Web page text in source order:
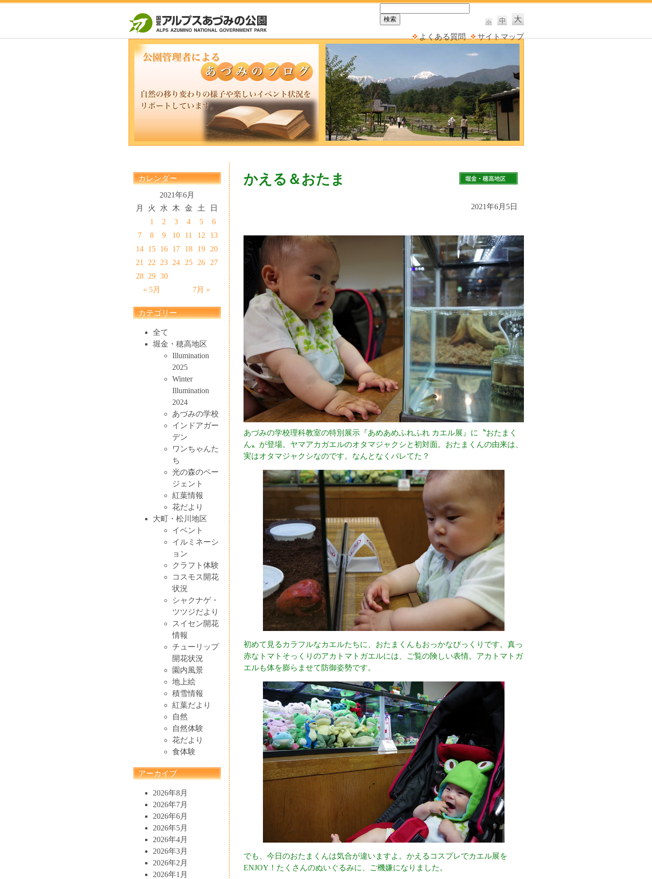
よくある質問 サイトマップ
カレンダー
2021年6月
月
火 水 木 金 土 日
« 5月 7月 »
1 2 3 4 5
6
7
8 9 10 11 12
13
14 15 16 17 18 19
20
21
22 23 24 25 26
27
28 29 30
カテゴリー
全て
堀金・穂高地区
Illumination
2025
Winter
Illumination
2024
あづみの学校
インドアガー
デン
ワンちゃんた
ち
光の森のペー
ジェント
紅葉情報
花だより
大町・松川地区
イベント
イルミネーシ
ョン
クラフト体験
コスモス開花
状況
シャクナゲ・
ツツジだより
スイセン開花
情報
チューリップ
開花状況
園内風景
地上絵
積雪情報
紅葉だより
自然
自然体験
花だより
食体験
アーカイブ
2026年8月
2026年7月
2026年6月
2026年5月
2026年4月
2026年3月
2026年2月
2026年1月
かえる＆おたま
2021年6月5日
あづみの学校理科教室の特別展示『あめあめふれふれ カエル展』に〝おたまく
ん〟が登場。ヤマアカガエルのオタマジャクシと初対面。おたまくんの由来は、
実はオタマジャクシなのです。なんとなくバレてた？
初めて見るカラフルなカエルたちに、おたまくんもおっかなびっくりです。真っ
赤なトマトそっくりのアカトマトガエルには、ご覧の険しい表情。アカトマトガ
エルも体を膨らませて防御姿勢です。
でも、今日のおたまくんは気合が違いますよ。かえるコスプレでカエル展を
ENJOY！たくさんのぬいぐるみに、ご機嫌になりました。